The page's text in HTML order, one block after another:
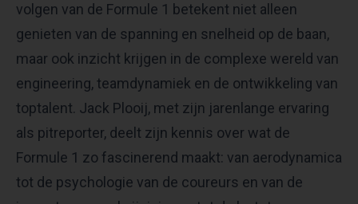
volgen van de Formule 1 betekent niet alleen
genieten van de spanning en snelheid op de baan,
maar ook inzicht krijgen in de complexe wereld van
engineering, teamdynamiek en de ontwikkeling van
toptalent. Jack Plooij, met zijn jarenlange ervaring
als pitreporter, deelt zijn kennis over wat de
Formule 1 zo fascinerend maakt: van aerodynamica
tot de psychologie van de coureurs en van de